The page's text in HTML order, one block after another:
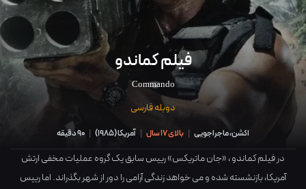
فیلم کماندو
Commando
دوبله فارسی
اکشن، ماجراجویی | بالای 17 سال | آمریکا(
1985
)
|
در فیلم کماندو ، «جان ماتریکس» رییس سابق یک گروه عملیات مخفی ارتش
آمریکا، بازنشسته شده و می خواهد زندگی آرامی را دور از شهر بگذراند. اما رییس